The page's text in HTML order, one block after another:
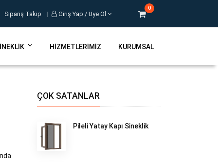
Sipariş Takip | Giriş Yap / Üye Ol
0
HIZMETLERIMIZ KURUMSAL
ÇOK SATANLAR
Pileli Yatay Kapı Sineklik